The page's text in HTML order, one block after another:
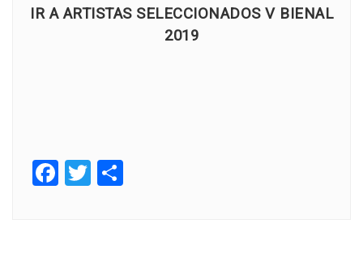
IR A ARTISTAS SELECCIONADOS V BIENAL
2019
Facebook
Twitter